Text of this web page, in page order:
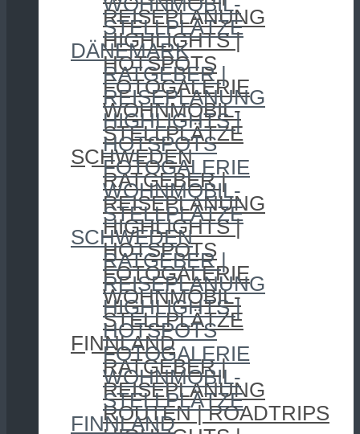
REISEPLANUNG
HIGHLIGHTS |
HOTSPOTS
FOTOGALERIE
WOHNMOBIL-
STELLPLÄTZE
SCHWEDEN
RATGEBER |
REISEPLANUNG
HIGHLIGHTS |
HOTSPOTS
FOTOGALERIE
WOHNMOBIL-
STELLPLÄTZE
FINNLAND
RATGEBER |
REISEPLANUNG
ROUTEN | ROADTRIPS
STELLPLÄTZE
DÄNEMARK
RATGEBER |
REISEPLANUNG
HIGHLIGHTS |
HOTSPOTS
FOTOGALERIE
WOHNMOBIL-
STELLPLÄTZE
SCHWEDEN
RATGEBER |
REISEPLANUNG
HIGHLIGHTS |
HOTSPOTS
FOTOGALERIE
WOHNMOBIL-
STELLPLÄTZE
FINNLAND